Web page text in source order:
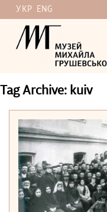
УКР ENG
Tag Archive: kuiv